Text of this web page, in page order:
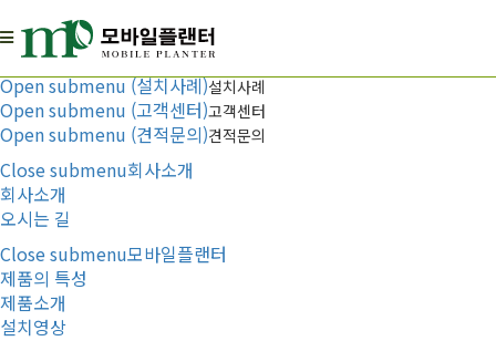
Open submenu (회사소개)회사소개
Open submenu (모바일플랜터)
Open submenu (설치사례)설치사례
Open submenu (고객센터)고객센터
Open submenu (견적문의)견적문의
Close submenu회사소개
회사소개
오시는 길
Close submenu모바일플랜터
제품의 특성
제품소개
설치영상